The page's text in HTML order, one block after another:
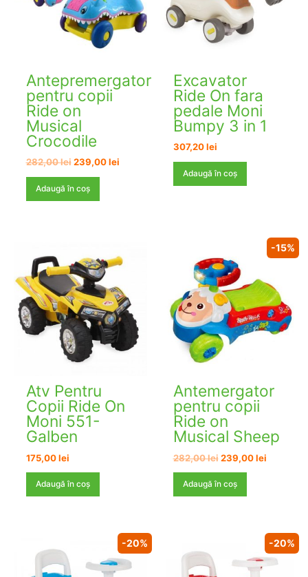
Antepremergator
pentru copii
Ride on
Musical​
Crocodile
282,00lei Prețul
a
fost:
239,00leiPrețul
Adaugă în coș
Excavator
Ride On fara
pedale Moni
Bumpy 3 in 1
307,20lei
Adaugă în coș
Atv Pentru
Copii Ride On
Moni 551-
Galben
175,00lei
Adaugă în coș
-15%
Antemergator
pentru copii
Ride on
Musical​ Sheep
282,00lei Prețul
a
fost:
239,00leiPrețul
Adaugă în coș
-20% -20%